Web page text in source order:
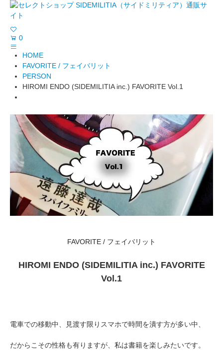
0
HOME
FAVORITE / フェイバリット
PERSON
HIROMI ENDO (SIDEMILITIA inc.) FAVORITE Vol.1
FAVORITE / フェイバリット
HIROMI ENDO (SIDEMILITIA inc.) FAVORITE
Vol.1
電車での移動中、見渡す限りスマホで時間を潰す方が多い中、
だからこその性格も有りますが、私は書籍を楽しみたいです。